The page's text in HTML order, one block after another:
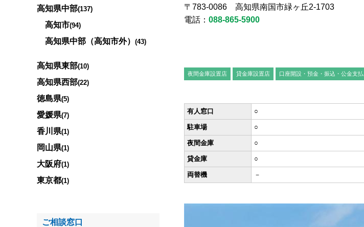
〒783-0086 高知県南国市緑ヶ丘2-1703
電話： 088-865-5900
夜間金庫設置店 貸金庫設置店 口座開設・預金・振込・公金支払
有人窓口 ○
駐車場 ○
夜間金庫 ○
貸金庫 ○
両替機 －
高知県中部(137)
高知市(94)
高知県中部（高知市外） (43)
高知県東部(10)
高知県西部(22)
徳島県(5)
愛媛県(7)
香川県(1)
岡山県(1)
大阪府(1)
東京都(1)
ご相談窓口